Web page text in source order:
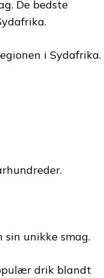
De bedste
i Sydafrika.
unikke smag.
drik blandt